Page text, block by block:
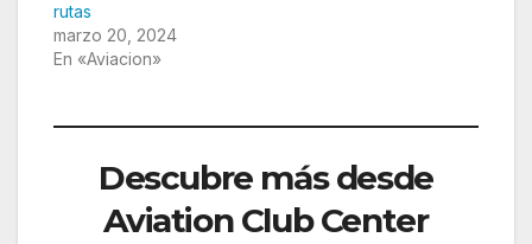
rutas
marzo 20, 2024
En «Aviacion»
Descubre más desde
Aviation Club Center